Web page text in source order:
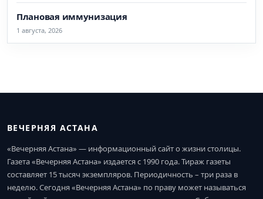
Плановая иммунизация
1 августа, 2026
ВЕЧЕРНЯЯ АСТАНА
«Вечерняя Астана» — информационный сайт о жизни столицы.
Газета «Вечерняя Астана» издается с 1990 года. Тираж газеты
составляет 15 тысяч экземпляров. Периодичность – три раза в
неделю. Сегодня «Вечерняя Астана» по праву может называться